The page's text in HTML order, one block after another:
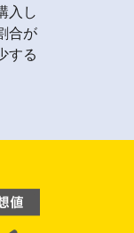
入し
合が
する